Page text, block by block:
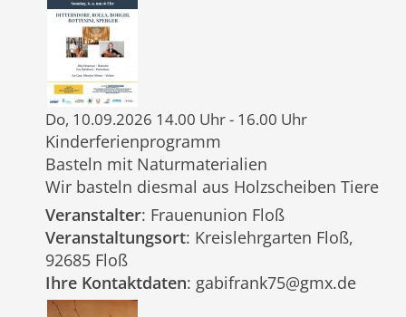
Do, 10.09.2026 14.00 Uhr - 16.00 Uhr
Kinderferienprogramm
Basteln mit Naturmaterialien
Wir basteln diesmal aus Holzscheiben Tiere
Veranstalter: Frauenunion Floß
Veranstaltungsort: Kreislehrgarten Floß,
92685 Floß
Ihre Kontaktdaten: gabifrank75@gmx.de